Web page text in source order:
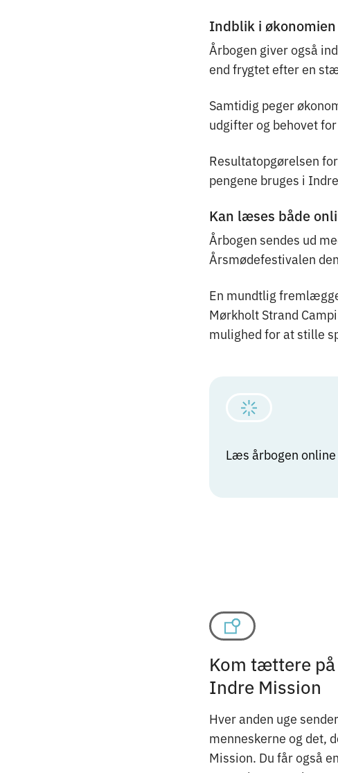
Indblik i økonomien
Årbogen giver også
end frygtet efter en
Samtidig peger
udgifter og behovet
Resultatopgørelsen
pengene bruges i
Kan læses både
Årbogen sendes ud
Årsmødefestivalen
En mundtlig
Mørkholt Strand
mulighed for at stille
Læs årbogen online
Kom tættere
Indre Mission
Hver anden uge
menneskerne og det,
Mission. Du får også